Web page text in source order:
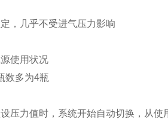
，几乎不受进气压力影响
使用状况
数多为4瓶
压力值时，系统开始自动切换，从